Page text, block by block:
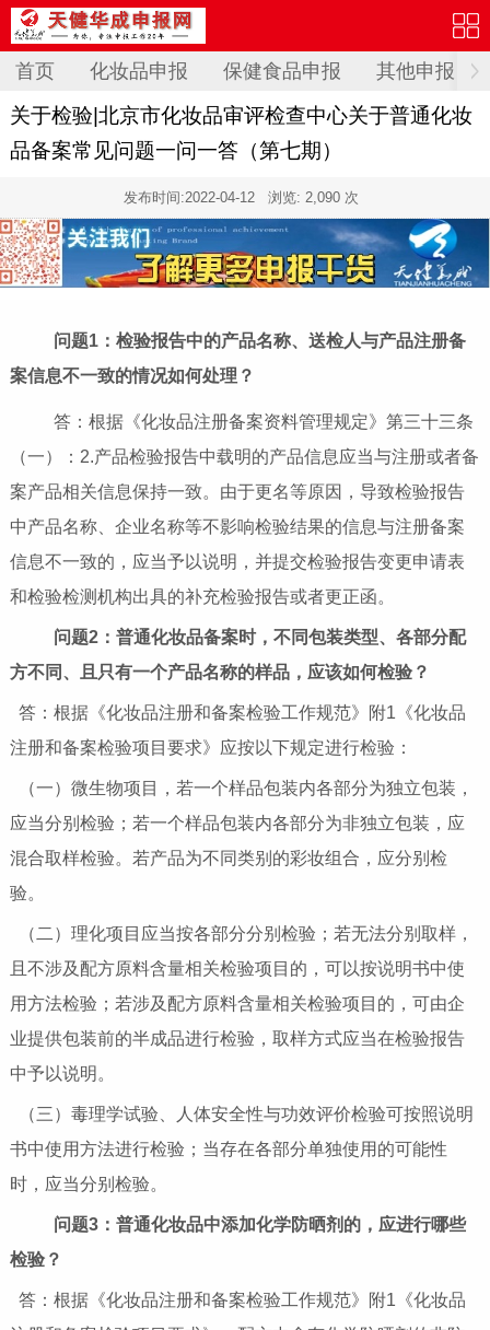
首页 化妆品申报 保健食品申报 其他申报
关于检验|北京市化妆品审评检查中心关于普通化妆
品备案常见问题一问一答（第七期）
发布时间:2022-04-12 浏览: 2,090 次
​ 问题1：检验报告中的产品名称、送检人与产品注册备
案信息不一致的情况如何处理？
答：根据《化妆品注册备案资料管理规定》第三十三条
（一）：2.产品检验报告中载明的产品信息应当与注册或者备
案产品相关信息保持一致。由于更名等原因，导致检验报告
中产品名称、企业名称等不影响检验结果的信息与注册备案
信息不一致的，应当予以说明，并提交检验报告变更申请表
和检验检测机构出具的补充检验报告或者更正函。
问题2：普通化妆品备案时，不同包装类型、各部分配
方不同、且只有一个产品名称的样品，应该如何检验？
答：根据《化妆品注册和备案检验工作规范》附1《化妆品
注册和备案检验项目要求》应按以下规定进行检验：
（一）微生物项目，若一个样品包装内各部分为独立包装，
应当分别检验；若一个样品包装内各部分为非独立包装，应
混合取样检验。若产品为不同类别的彩妆组合，应分别检
验。
（二）理化项目应当按各部分分别检验；若无法分别取样，
且不涉及配方原料含量相关检验项目的，可以按说明书中使
用方法检验；若涉及配方原料含量相关检验项目的，可由企
业提供包装前的半成品进行检验，取样方式应当在检验报告
中予以说明。
（三）毒理学试验、人体安全性与功效评价检验可按照说明
书中使用方法进行检验；当存在各部分单独使用的可能性
时，应当分别检验。
问题3：普通化妆品中添加化学防晒剂的，应进行哪些
检验？
答：根据《化妆品注册和备案检验工作规范》附1《化妆品